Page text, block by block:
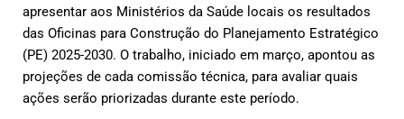
apresentar aos Ministérios da Saúde locais os resultados
das Oficinas para Construção do Planejamento Estratégico
(PE) 2025-2030. O trabalho, iniciado em março, apontou as
projeções de cada comissão técnica, para avaliar quais
ações serão priorizadas durante este período.